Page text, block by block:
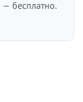
бесплатно.